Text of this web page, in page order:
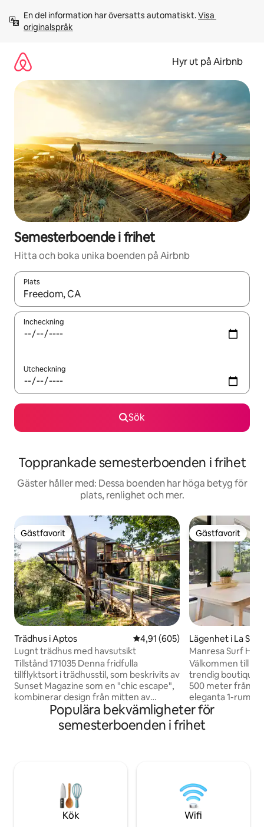
innehåll
En del information har översatts automatiskt. Visa
originalspråk
Hyr ut på Airbnb
Semesterboende i frihet
Hitta och boka unika boenden på Airbnb
Plats
När resultaten är tillgängliga kan du navigera med upp- och
Incheckning
Utcheckning
Sök
Topprankade semesterboenden i frihet
Gäster håller med: Dessa boenden har höga betyg för
plats, renlighet och mer.
Gästfavorit
Gästfavorit
Trädhus i Aptos 4,91 av 5 i genomsnittligt
4,91 (605)
Lugnt trädhus med havsutsikt
Tillstånd 171035 Denna fridfulla
tillflyktsort i trädhusstil, som beskrivits av
Sunset Magazine som en "chic escape",
kombinerar design från mitten av
århundradet med naturmaterial som trä
och sten för en lugnande,
fristadsliknande känsla. Ljuset strömmar
träden med havsutsikt och har tre
upphöjda altaner, varav en med
hängmatta. Perfekt för avkoppling och
för att njuta av de omgivande
Gästfavorit
Gästfavorit
Lägenhet i La
Manresa Surf
övervåningen
Välkommen till
trendig boutique
500 meter från
eleganta 1-
rymmer upp till 4
av en rymlig
en halv hektar.
inne och ute. Ta
utforska
Beach, eller våga
till S
Populära bekvämligheter för
semesterboenden i frihet
Kök Wifi